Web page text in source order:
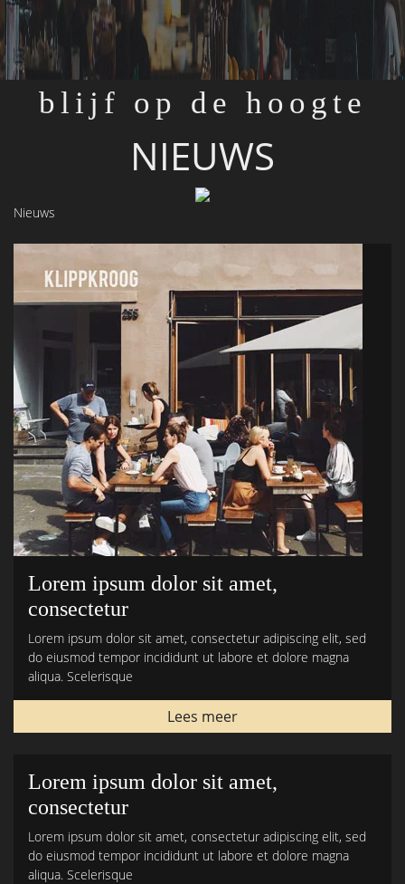
blijf op de hoogte
NIEUWS
Nieuws
Lorem ipsum dolor sit amet,
consectetur
Lorem ipsum dolor sit amet, consectetur adipiscing elit, sed
do eiusmod tempor incididunt ut labore et dolore magna
aliqua. Scelerisque
Lees meer
Lorem ipsum dolor sit amet,
consectetur
Lorem ipsum dolor sit amet, consectetur adipiscing elit, sed
do eiusmod tempor incididunt ut labore et dolore magna
aliqua. Scelerisque